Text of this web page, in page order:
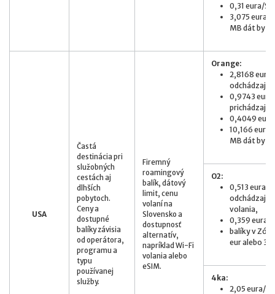
0,31 eura/
3,075 eura/
MB dát by
USA
Častá
destinácia pri
služobných
cestách aj
dlhších
pobytoch.
Ceny a
dostupné
balíky závisia
od operátora,
programu a
typu
používanej
služby.
Firemný
roamingový
balík, dátový
limit, cenu
volaní na
Slovensko a
dostupnosť
alternatív,
napríklad Wi-Fi
volania alebo
eSIM.
Orange:
2,8168 eur/
0,9743 eur/
0,4049 eur/
10,166 eur/
MB dát by
O2:
0,513 eura za
volania,
0,359 eura
balíky v
eur alebo 3
4ka:
2,05 eura/